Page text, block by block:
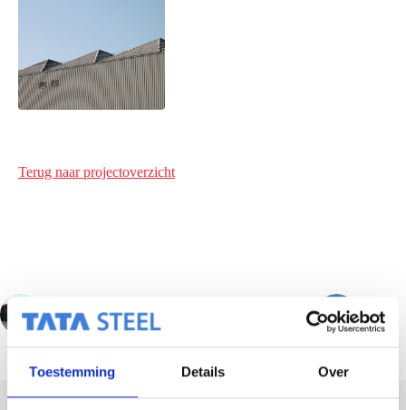
Toestemming Details Over
Terug naar projectoverzicht
VORIGE